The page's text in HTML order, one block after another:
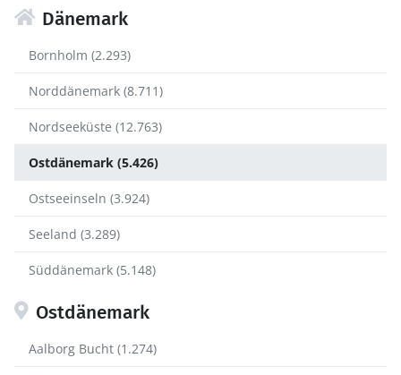
Dänemark
Bornholm (2.293)
Norddänemark (8.711)
Nordseeküste (12.763)
Ostdänemark (5.426)
Ostseeinseln (3.924)
Seeland (3.289)
Süddänemark (5.148)
Ostdänemark
Aalborg Bucht (1.274)